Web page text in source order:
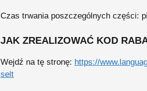
Czas trwania poszczególnych części:
JAK ZREALIZOWAĆ KOD
Wejdź na tę stronę: https://
selt